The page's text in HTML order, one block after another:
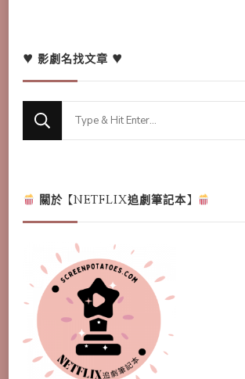
♥ 影劇名找文章 ♥
Looking
關於【NETFLIX追劇筆記本】